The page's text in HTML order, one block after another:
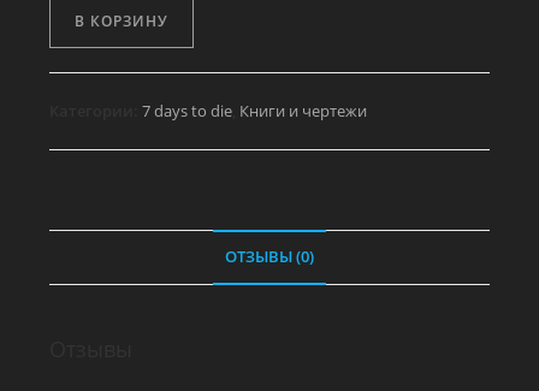
Дневник
В КОРЗИНУ
Категории:7 days to die Книги и чертежи
ОТЗЫВЫ (0)